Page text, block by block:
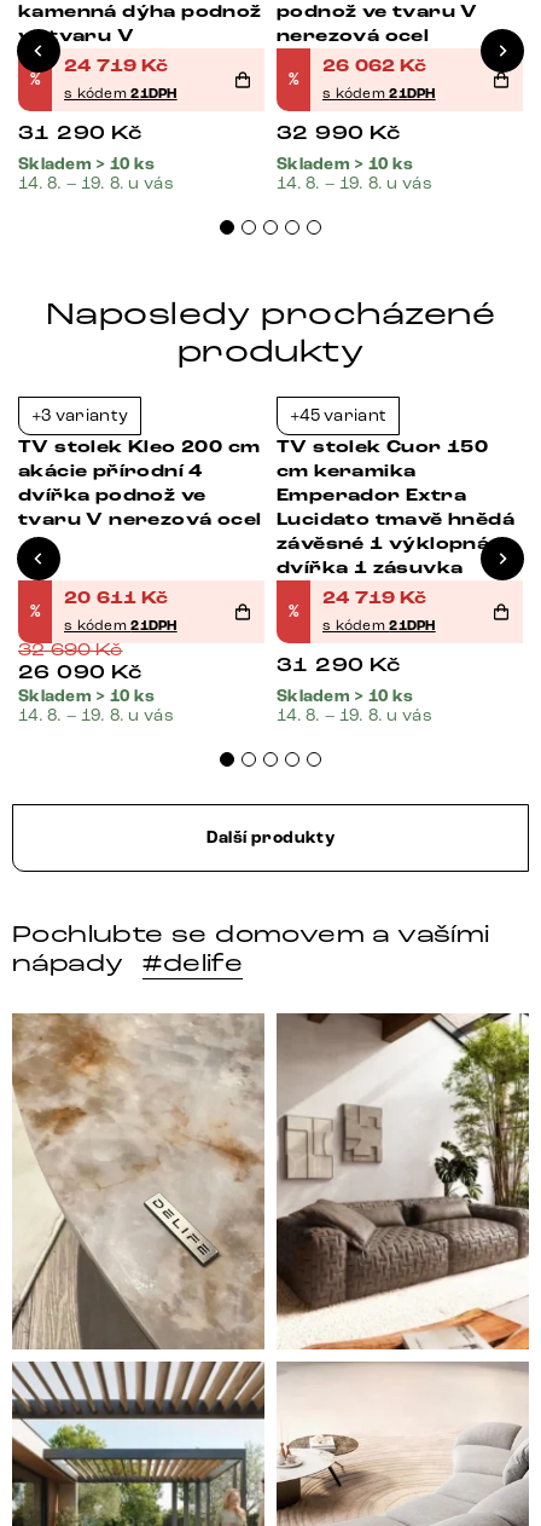
kamenná dýha podnož
ve tvaru V
%
24 719 Kč
s kódem21DPH
31 290 Kč
Skladem > 10 ks
14. 8. – 19. 8. u vás
podnož ve tvaru V
nerezová ocel
%
26 062 Kč
s kódem21DPH
32 990 Kč
Skladem > 10 ks
14. 8. – 19. 8. u vás
Naposledy procházené
produkty
+3 varianty
TV stolek Kleo 200 cm
akácie přírodní 4
dvířka podnož ve
tvaru V nerezová ocel
%
20 611 Kč
s kódem21DPH
32 690Kč
26 090 Kč
Skladem > 10 ks
14. 8. – 19. 8. u vás
Bestseller
+45 variant
TV stolek Cuor 150
cm keramika
Emperador Extra
Lucidato tmavě hnědá
závěsné 1 výklopná
dvířka 1 zásuvka
%
24 719 Kč
s kódem21DPH
31 290 Kč
Skladem > 10 ks
14. 8. – 19. 8. u vás
Další produkty
Pochlubte se domovem a vašími
nápady
#delife
DELIFE – Nábytek, který promění dům v domov. Domo
Místo, kam se budeš těšit
Styl, odolnost a společné chvíle pod širým nebem.
Ne každá pohovka je jen